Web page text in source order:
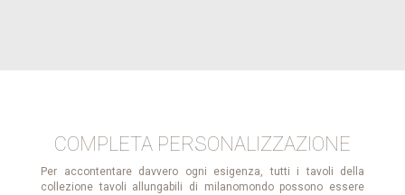
COMPLETA PERSONALIZZAZIONE
Per accontentare davvero ogni esigenza, tutti i tavoli della
collezione tavoli allungabili di milanomondo possono essere